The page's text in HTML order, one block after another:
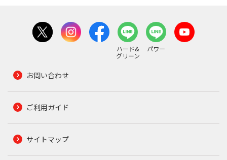
ハード&
グリーン
パワー
お問い合わせ
ご利用ガイド
サイトマップ